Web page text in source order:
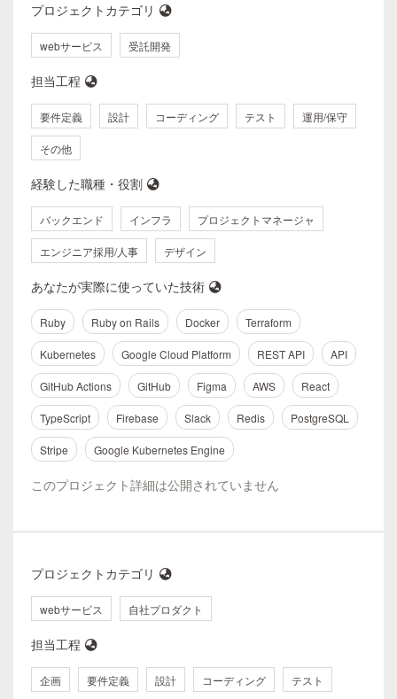
プロジェクトカテゴリ
webサービス 受託開発
担当工程
要件定義 設計 コーディング テスト 運用/保守
その他
経験した職種・役割
バックエンド インフラ プロジェクトマネージャ
エンジニア採用/人事 デザイン
あなたが実際に使っていた技術
Ruby Ruby on Rails Docker Terraform
Kubernetes Google Cloud Platform REST API API
GitHub Actions GitHub Figma AWS React
TypeScript Firebase Slack Redis PostgreSQL
Stripe Google Kubernetes Engine
このプロジェクト詳細は公開されていません
プロジェクトカテゴリ
webサービス 自社プロダクト
担当工程
企画 要件定義 設計 コーディング テスト